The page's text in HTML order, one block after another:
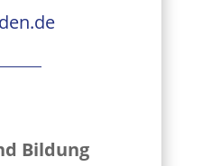
Bildung